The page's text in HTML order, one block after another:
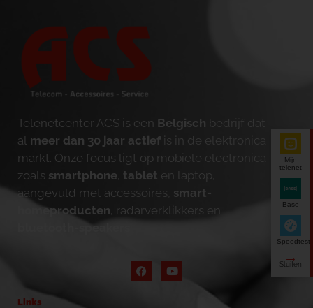
Telenetcenter ACS is een Belgisch bedrijf dat
al meer dan 30 jaar actief is in de elektronica
markt. Onze focus ligt op mobiele electronica
zoals smartphone tablet en laptop,
aangevuld met accessoires, smart-
homeproducten , radarverklikkers en
bluetooth-speakers
Links
Mijn
telenet
Base
Speedtest